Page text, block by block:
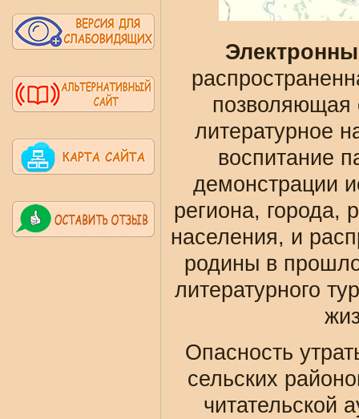
позволяющая
литературное
воспитание
демонстрации
региона, города,
населения, и
родины в
литературного
Опасность
сельских
читательской